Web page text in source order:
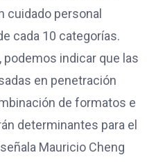
cuidado personal
cada 10 categorías.
podemos indicar que las
en penetración
de formatos e
determinantes para el
Mauricio Cheng